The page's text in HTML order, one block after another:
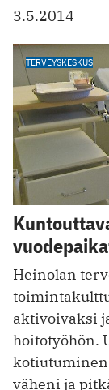
3.5.2014
TERVEYSKESKUS
Heinolan
aktivoivaksi
hoitotyöhön.
väheni ja